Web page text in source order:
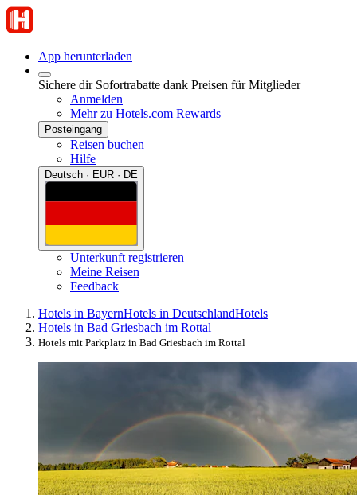
App herunterladen
Sichere dir Sofortrabatte dank Preisen für Mitglieder
Anmelden
Mehr zu Hotels.com Rewards
Posteingang
Reisen buchen
Hilfe
Deutsch · EUR · DE
Unterkunft registrieren
Meine Reisen
Feedback
Hotels in BayernHotels in DeutschlandHotels
Hotels in Bad Griesbach im Rottal
Hotels mit Parkplatz in Bad Griesbach im Rottal